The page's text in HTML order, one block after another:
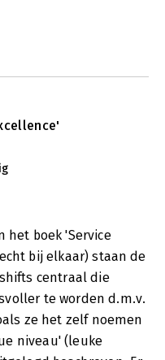
het boek 'Service
bij elkaar) staan de
centraal die
te worden d.m.v.
ze het zelf noemen
niveau' (leuke